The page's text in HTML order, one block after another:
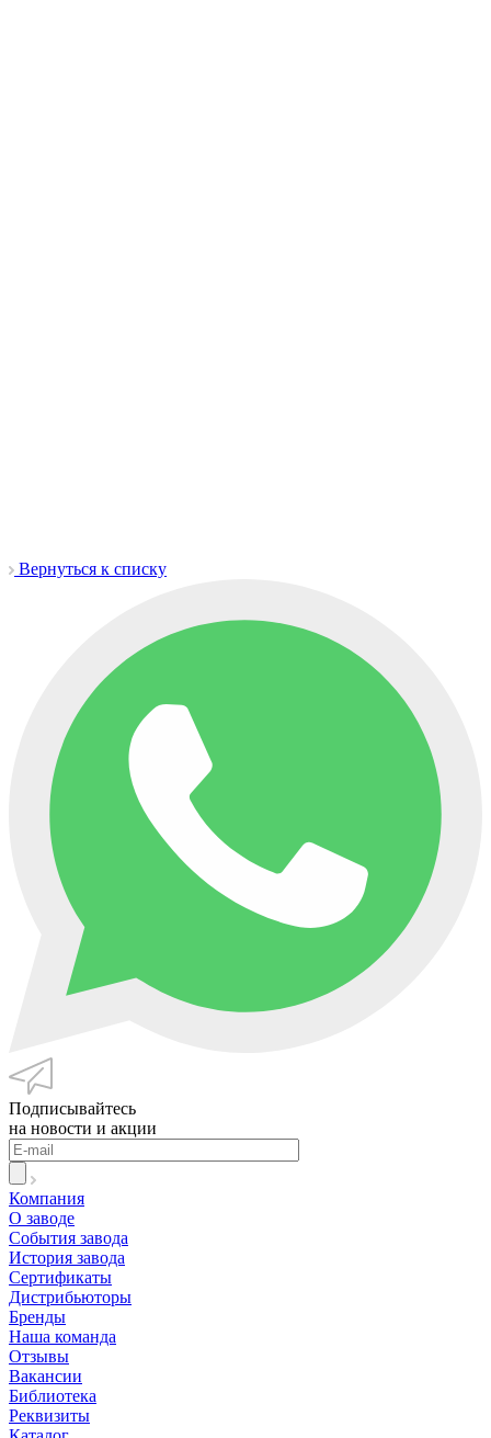
Вернуться к списку
Подписывайтесь
на новости и акции
Компания
О заводе
События завода
История завода
Сертификаты
Дистрибьюторы
Бренды
Наша команда
Отзывы
Вакансии
Библиотека
Реквизиты